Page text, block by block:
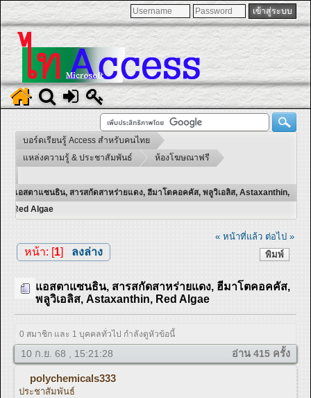
บอร์ดเรียนรู้ Access สำหรับคนไทย
แหล่งความรู้ & ประชาสัมพันธ์
ห้องโฆษณาฟรี
แอสตาแซนธิน, สารสกัดสาหร่ายแดง, ฮีมาโตคอคคัส, พลูวิเอลิส, Astaxanthin,
Red Algae
« หน้าที่แล้ว ต่อไป »
พิมพ์
หน้า: [1] ลงล่าง
แอสตาแซนธิน, สารสกัดสาหร่ายแดง, ฮีมาโตคอคคัส,
พลูวิเอลิส, Astaxanthin, Red Algae
0 สมาชิก และ 1 บุคคลทั่วไป กำลังดูหัวข้อนี้
10 ก.ย. 68 , 15:21:28 อ่าน 415 ครั้ง
polychemicals333
ประชาสัมพันธ์